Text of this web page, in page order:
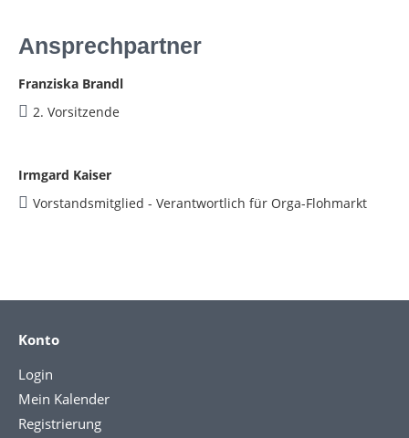
Ansprechpartner
Franziska Brandl
2. Vorsitzende
Irmgard Kaiser
Vorstandsmitglied - Verantwortlich für Orga-Flohmarkt
Konto
Login
Mein Kalender
Registrierung